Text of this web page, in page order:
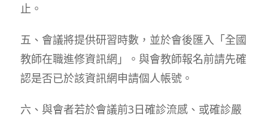
止。
五、會議將提供研習時數，並於會後匯入「全國
教師在職進修資訊網」。與會教師報名前請先確
認是否已於該資訊網申請個人帳號。
六、與會者若於會議前3日確診流感、或確診嚴